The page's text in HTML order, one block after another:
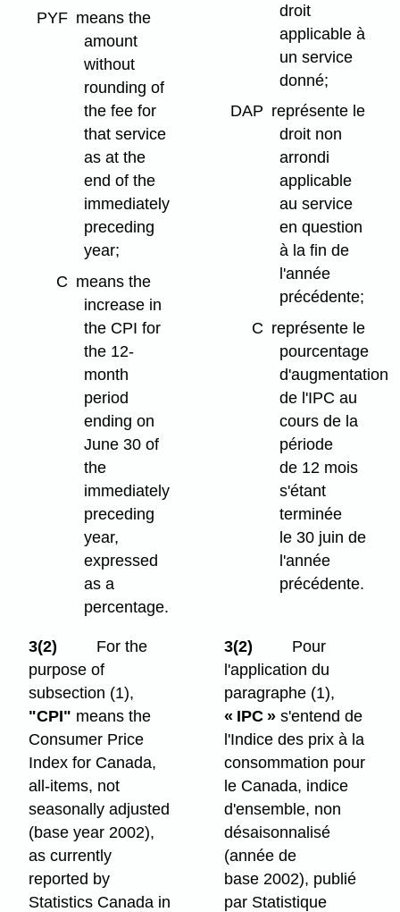
PYF means the
amount
without
rounding of
the fee for
that service
as at the
end of the
immediately
preceding
year;
C means the
increase in
the CPI for
the 12-
month
period
ending on
June 30 of
the
immediately
preceding
year,
expressed
as a
percentage.
droit
applicable à
un service
donné;
DAP représente le
droit non
arrondi
applicable
au service
en question
à la fin de
l'année
précédente;
C représente le
pourcentage
d'augmentation
de l'IPC au
cours de la
période
de 12 mois
s'étant
terminée
le 30 juin de
l'année
précédente.
3(2)
For the
purpose of
subsection (1),
"CPI" means the
Consumer Price
Index for Canada,
all-items, not
seasonally adjusted
(base year 2002),
as currently
reported by
Statistics Canada in
3(2)
Pour
l'application du
paragraphe (1),
« IPC » s'entend de
l'Indice des prix à la
consommation pour
le Canada, indice
d'ensemble, non
désaisonnalisé
(année de
base 2002), publié
par Statistique